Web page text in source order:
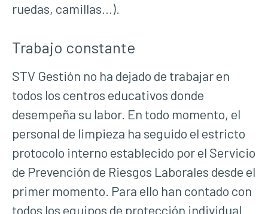
ruedas, camillas…).
Trabajo constante
STV Gestión no ha dejado de trabajar en
todos los centros educativos donde
desempeña su labor. En todo momento, el
personal de limpieza ha seguido el estricto
protocolo interno establecido por el Servicio
de Prevención de Riesgos Laborales desde el
primer momento. Para ello han contado con
todos los equipos de protección individual